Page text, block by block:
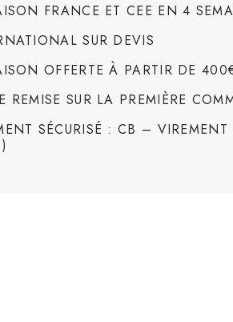
FRANCE ET CEE EN 4
SUR DEVIS
OFFERTE À PARTIR DE
REMISE SUR LA PREMIÈRE
SÉCURISÉ : CB –